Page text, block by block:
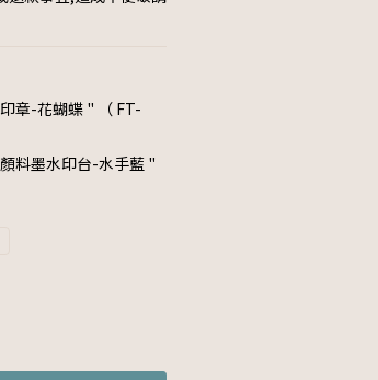
章-花蝴蝶 " （ FT-
料墨水印台-水手藍 "